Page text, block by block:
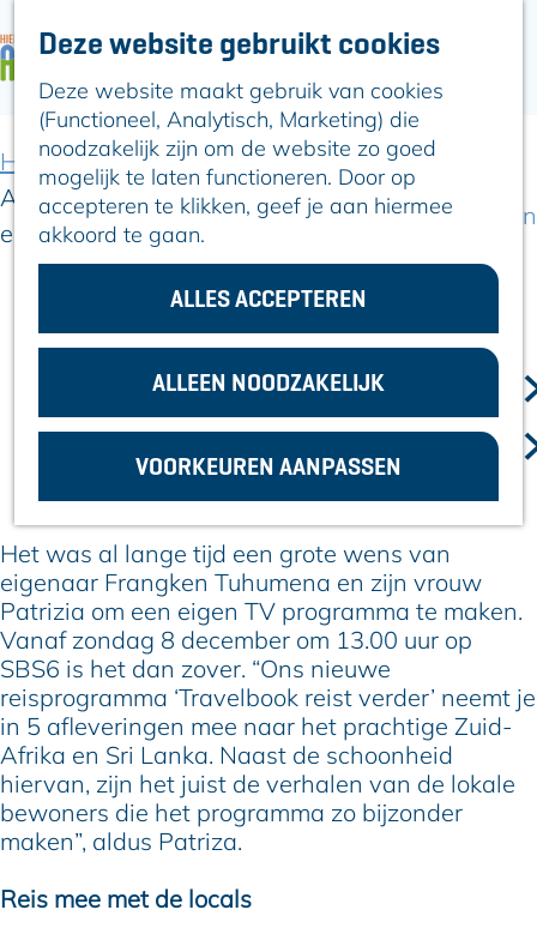
Deze website gebruikt cookies
Deze website maakt gebruik van cookies
(Functioneel, Analytisch, Marketing) die
noodzakelijk zijn om de website zo goed
mogelijk te laten functioneren. Door op
accepteren te klikken, geef je aan hiermee
akkoord te gaan.
ALLES ACCEPTEREN
ALLEEN NOODZAKELIJK
VOORKEUREN AANPASSEN
n
a
a
r
ARTIKELEN
Hier is Boskoop
Lekker Lokaal
Ontdek het
Erfgoed
Natuurlijk genieten
In en om Alphen
Kleuren van de
toren
VOOR
ONDERNEMERS
Home
Artikelen
Alphense reisorganisatie 333travel lanceert
eigen TV programma op SBS6
Alphense reisorganisatie 333travel
lanceert eigen TV programma op
SBS6
5 december 2024 | | |
Het was al lange tijd een grote wens van
eigenaar Frangken Tuhumena en zijn vrouw
Patrizia om een eigen TV programma te maken.
Vanaf zondag 8 december om 13.00 uur op
SBS6 is het dan zover. “Ons nieuwe
reisprogramma ‘Travelbook reist verder’ neemt je
in 5 afleveringen mee naar het prachtige Zuid-
Afrika en Sri Lanka. Naast de schoonheid
hiervan, zijn het juist de verhalen van de lokale
bewoners die het programma zo bijzonder
maken”, aldus Patriza.
Reis mee met de locals